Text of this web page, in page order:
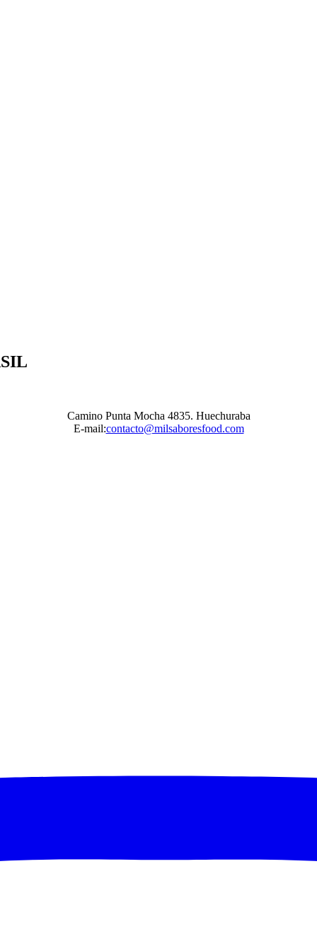
Camino Punta Mocha 4835. Huechuraba
E-mail:contacto@milsaboresfood.com